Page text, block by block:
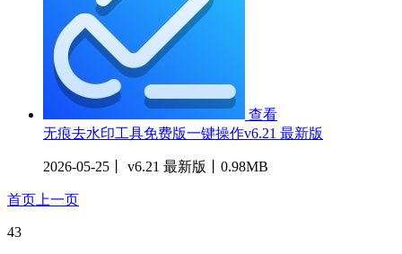
查看
无痕去水印工具免费版一键操作v6.21 最新版
2026-05-25丨 v6.21 最新版丨0.98MB
首页 上一页
43